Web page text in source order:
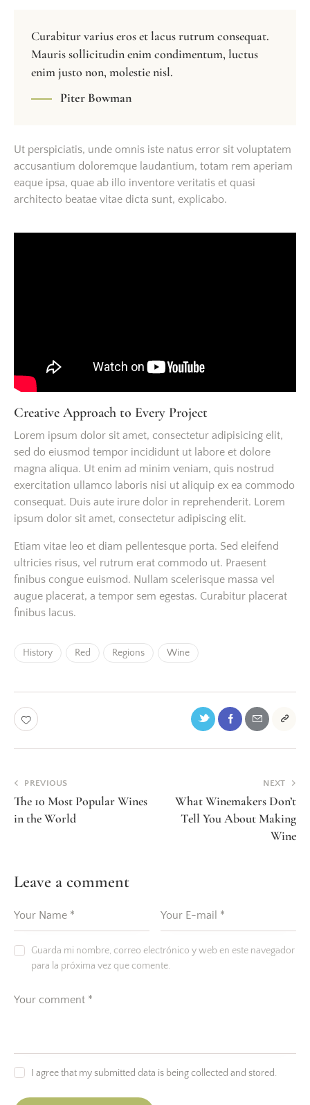
Curabitur varius eros et lacus rutrum consequat.
Mauris sollicitudin enim condimentum, luctus
enim justo non, molestie nisl.
Piter Bowman
Ut perspiciatis, unde omnis iste natus error sit voluptatem
accusantium doloremque laudantium, totam rem aperiam
eaque ipsa, quae ab illo inventore veritatis et quasi
architecto beatae vitae dicta sunt, explicabo.
Creative Approach to Every Project
Lorem ipsum dolor sit amet, consectetur adipisicing elit,
sed do eiusmod tempor incididunt ut labore et dolore
magna aliqua. Ut enim ad minim veniam, quis nostrud
exercitation ullamco laboris nisi ut aliquip ex ea commodo
consequat. Duis aute irure dolor in reprehenderit. Lorem
ipsum dolor sit amet, consectetur adipiscing elit.
Etiam vitae leo et diam pellentesque porta. Sed eleifend
ultricies risus, vel rutrum erat commodo ut. Praesent
finibus congue euismod. Nullam scelerisque massa vel
augue placerat, a tempor sem egestas. Curabitur placerat
finibus lacus.
History Red Regions Wine
PREVIOUS
The 10 Most Popular Wines
in the World
NEXT
What Winemakers Don’t
Tell You About Making
Wine
Leave a comment
Guarda mi nombre, correo electrónico y web en este navegador
para la próxima vez que comente.
I agree that my submitted data is being collected and stored.